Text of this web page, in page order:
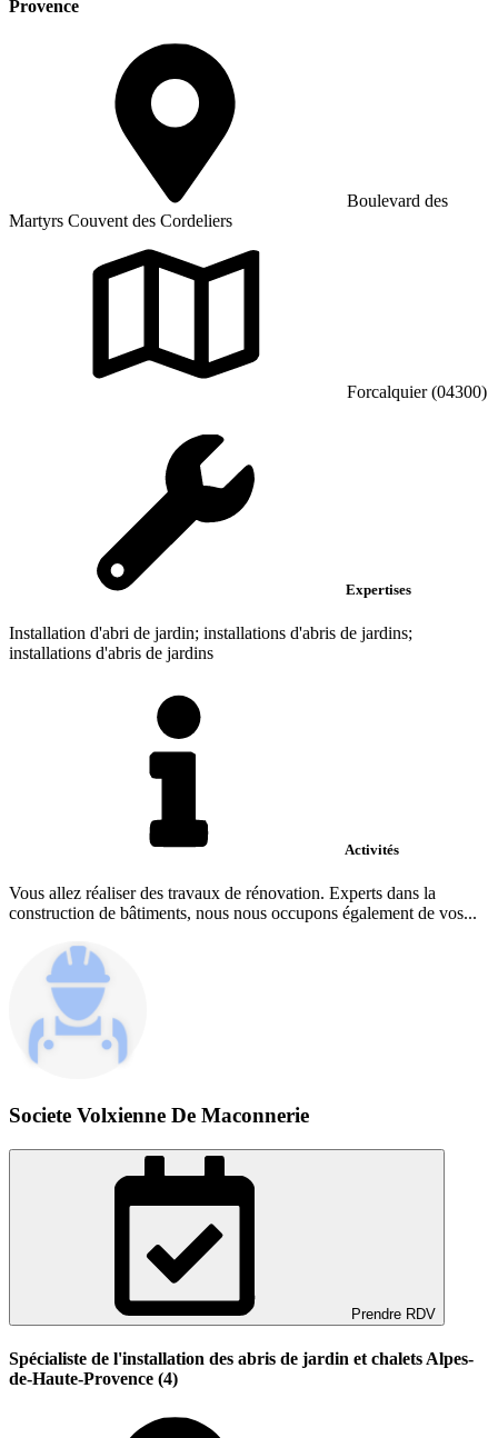
Provence
Boulevard des
Martyrs Couvent des Cordeliers
Forcalquier (04300)
Expertises
Installation d'abri de jardin; installations d'abris de jardins;
installations d'abris de jardins
Activités
Vous allez réaliser des travaux de rénovation. Experts dans la
construction de bâtiments, nous nous occupons également de vos...
Societe Volxienne De Maconnerie
Prendre RDV
Spécialiste de l'installation des abris de jardin et chalets Alpes-
de-Haute-Provence (4)